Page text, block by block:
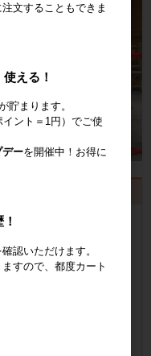
行可能！
ら
いて
文することもできま
える！
貯まります。
ント＝1円）でご使
デーを開催中！お得に
認いただけます。
すので、都度カート